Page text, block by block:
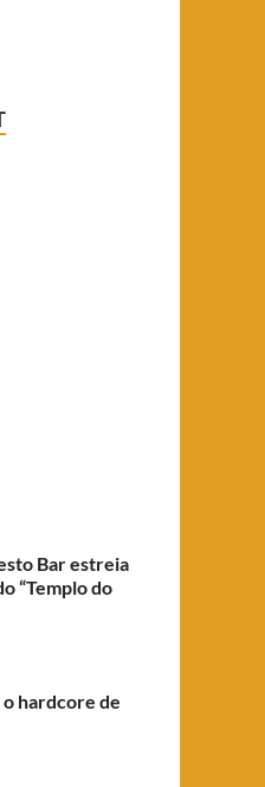
Bar estreia
“Templo do
hardcore de